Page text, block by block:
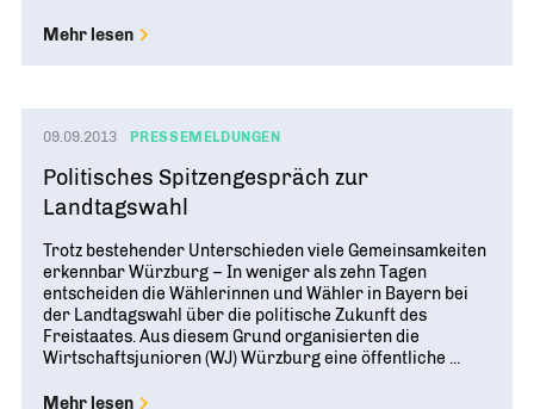
Mehr lesen
09.09.2013 PRESSEMELDUNGEN
Politisches Spitzengespräch zur
Landtagswahl
Trotz bestehender Unterschieden viele Gemeinsamkeiten
erkennbar Würzburg – In weniger als zehn Tagen
entscheiden die Wählerinnen und Wähler in Bayern bei
der Landtagswahl über die politische Zukunft des
Freistaates. Aus diesem Grund organisierten die
Wirtschaftsjunioren (WJ) Würzburg eine öffentliche ...
Mehr lesen